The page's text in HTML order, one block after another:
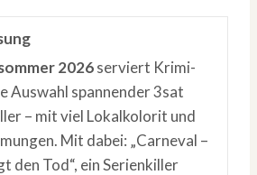
2026serviert Krimi-
Auswahl spannender 3sat
– mit viel Lokalkolorit und
Mit dabei: „Carneval –
den Tod“, ein Serienkiller